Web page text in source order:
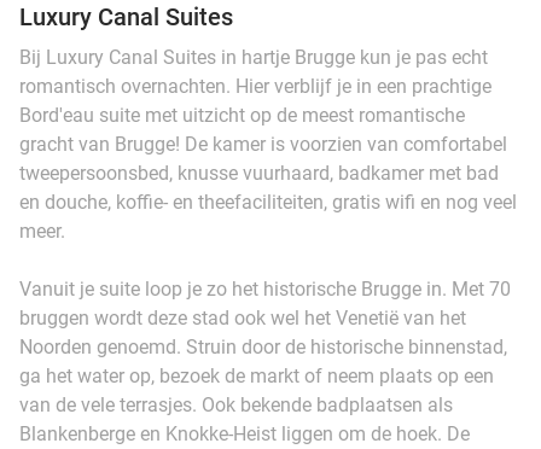
Luxury Canal Suites
Bij Luxury Canal Suites in hartje Brugge kun je pas echt
romantisch overnachten. Hier verblijf je in een prachtige
Bord'eau suite met uitzicht op de meest romantische
gracht van Brugge! De kamer is voorzien van comfortabel
tweepersoonsbed, knusse vuurhaard, badkamer met bad
en douche, koffie- en theefaciliteiten, gratis wifi en nog veel
meer.
Vanuit je suite loop je zo het historische Brugge in. Met 70
bruggen wordt deze stad ook wel het Venetië van het
Noorden genoemd. Struin door de historische binnenstad,
ga het water op, bezoek de markt of neem plaats op een
van de vele terrasjes. Ook bekende badplaatsen als
Blankenberge en Knokke-Heist liggen om de hoek. De